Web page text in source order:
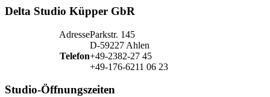
Delta Studio Küpper GbR
AdresseParkstr. 145
D-59227 Ahlen
Telefon+49-2382-27 45
+49-176-6211 06 23
Studio-Öffnungszeiten